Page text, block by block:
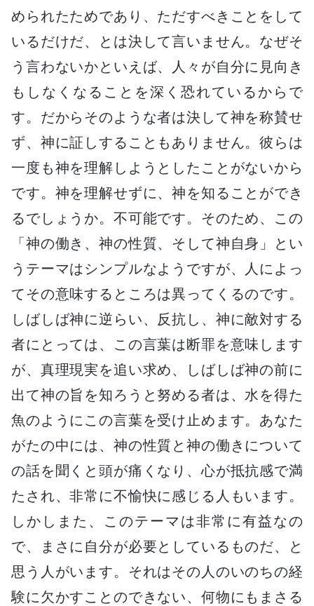
められたためであり、ただすべきことをして
いるだけだ、とは決して言いません。なぜそ
う言わないかといえば、人々が自分に見向き
もしなくなることを深く恐れているからで
す。だからそのような者は決して神を称賛せ
ず、神に証しすることもありません。彼らは
一度も神を理解しようとしたことがないから
です。神を理解せずに、神を知ることができ
るでしょうか。不可能です。そのため、この
「神の働き、神の性質、そして神自身」とい
うテーマはシンプルなようですが、人によっ
てその意味するところは異ってくるのです。
しばしば神に逆らい、反抗し、神に敵対する
者にとっては、この言葉は断罪を意味します
が、真理現実を追い求め、しばしば神の前に
出て神の旨を知ろうと努める者は、水を得た
魚のようにこの言葉を受け止めます。あなた
がたの中には、神の性質と神の働きについて
の話を聞くと頭が痛くなり、心が抵抗感で満
たされ、非常に不愉快に感じる人もいます。
しかしまた、このテーマは非常に有益なの
で、まさに自分が必要としているものだ、と
思う人がいます。それはその人のいのちの経
験に欠かすことのできない、何物にもまさる